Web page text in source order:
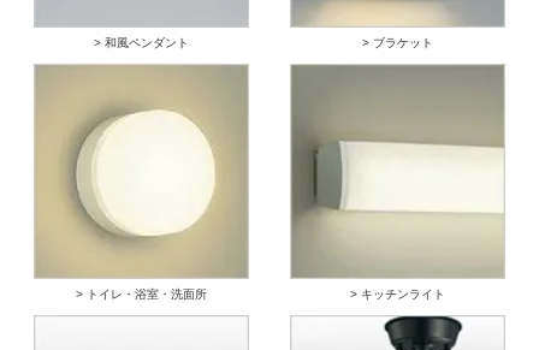
> 和風ペンダント > ブラケット
> トイレ・浴室・洗面所 > キッチンライト